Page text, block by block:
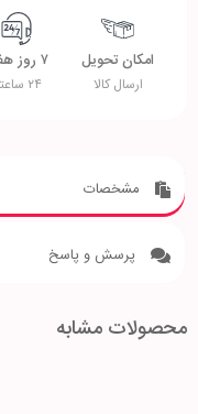
امکان تحویل
ارسال کالا
۷ روز هفته
۲۴ ساعته
مشخصات
پرسش و پاسخ
محصولات مشابه